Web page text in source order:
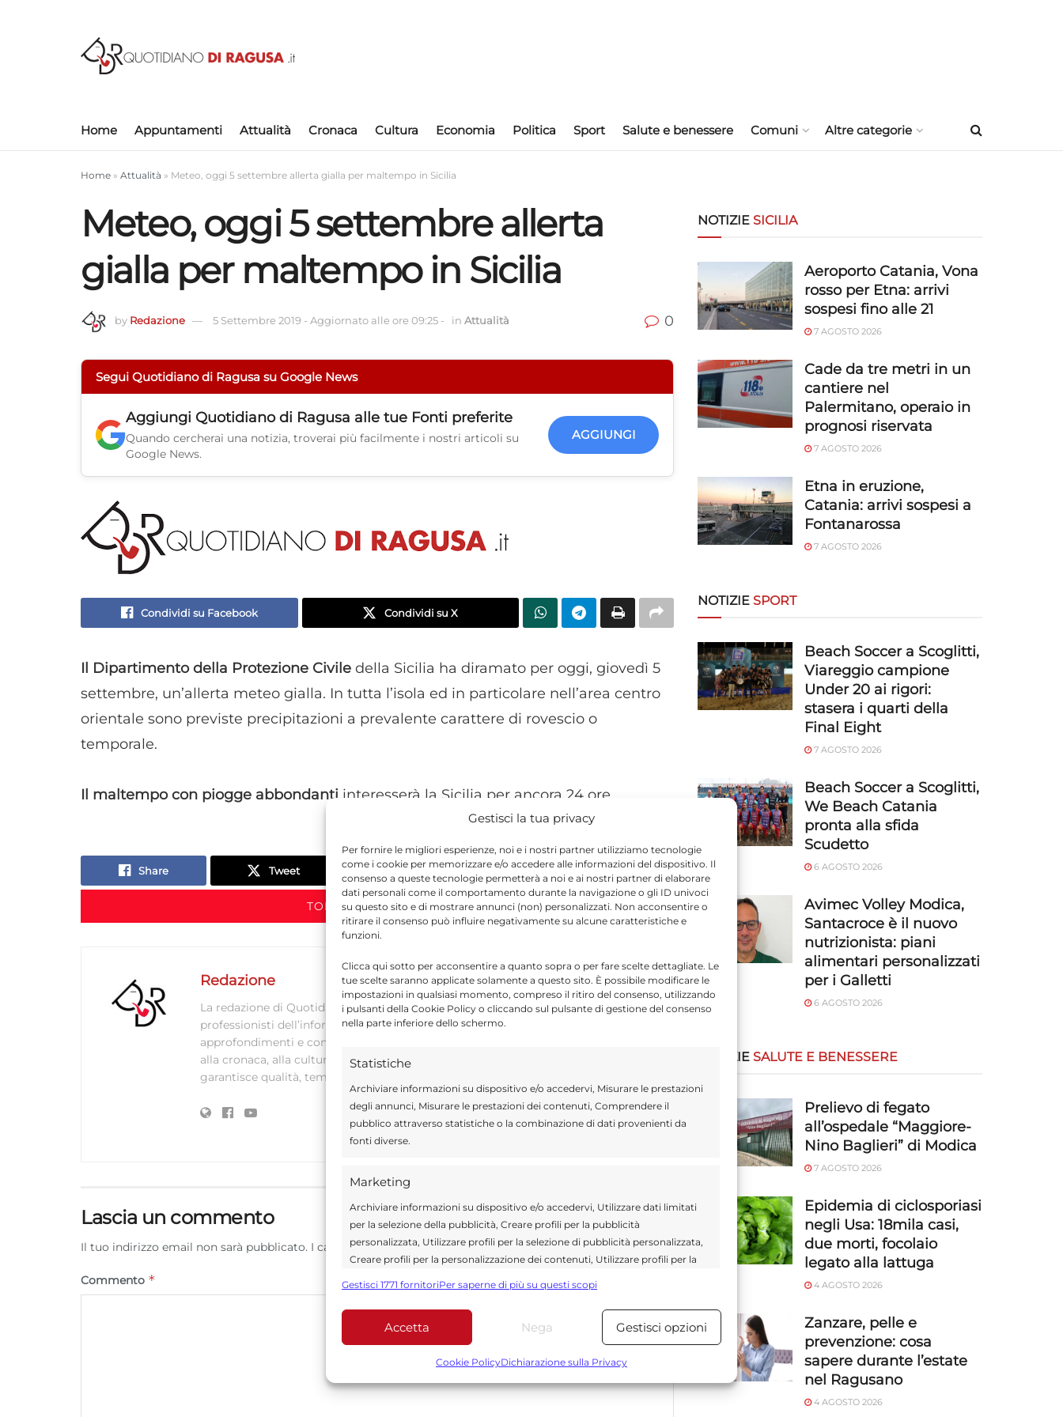
Gestisci la tua privacy
Per fornire le migliori esperienze, noi e i nostri partner utilizziamo tecnologie
come i cookie per memorizzare e/o accedere alle informazioni del dispositivo. Il
consenso a queste tecnologie permetterà a noi e ai nostri partner di elaborare
dati personali come il comportamento durante la navigazione o gli ID univoci
su questo sito e di mostrare annunci (non) personalizzati. Non acconsentire o
ritirare il consenso può influire negativamente su alcune caratteristiche e
funzioni.
Clicca qui sotto per acconsentire a quanto sopra o per fare scelte dettagliate. Le
tue scelte saranno applicate solamente a questo sito. È possibile modificare le
impostazioni in qualsiasi momento, compreso il ritiro del consenso, utilizzando
i pulsanti della Cookie Policy o cliccando sul pulsante di gestione del consenso
nella parte inferiore dello schermo.
Statistiche
Archiviare informazioni su dispositivo e/o accedervi, Misurare le prestazioni
degli annunci, Misurare le prestazioni dei contenuti, Comprendere il
pubblico attraverso statistiche o la combinazione di dati provenienti da
fonti diverse.
Marketing
Archiviare informazioni su dispositivo e/o accedervi, Utilizzare dati limitati
per la selezione della pubblicità, Creare profili per la pubblicità
personalizzata, Utilizzare profili per la selezione di pubblicità personalizzata,
Creare profili per la personalizzazione dei contenuti, Utilizzare profili per la
Utilizzare dati limitati per la selezione dei contenuti.
Funzionalità Sempre attivo
Abbinare e combinare dati provenienti da altre fonti di dati,
Gestisci 1771 fornitoriPer saperne di più su questi scopi
Accetta Nega Gestisci opzioni
Cookie PolicyDichiarazione sulla Privacy
Home Appuntamenti Attualità Cronaca Cultura Economia Politica Sport Salute e benessere Comuni Altre categorie
Home » Attualità » Meteo, oggi 5 settembre allerta gialla per maltempo in Sicilia
Meteo, oggi 5 settembre allerta
gialla per maltempo in Sicilia
by Redazione 5 Settembre 2019 - Aggiornato alle ore 09:25 - in Attualità 0
Segui Quotidiano di Ragusa su Google News
Aggiungi Quotidiano di Ragusa alle tue Fonti preferite
Quando cercherai una notizia, troverai più facilmente i nostri articoli su
Google News.
AGGIUNGI
Condividi su Facebook Condividi su X
Il Dipartimento della Protezione Civile della Sicilia ha diramato per oggi, giovedì 5
settembre, un’allerta meteo gialla. In tutta l’isola ed in particolare nell’area centro
orientale sono previste precipitazioni a prevalente carattere di rovescio o
temporale.
Il maltempo con piogge abbondanti interesserà la Sicilia per ancora 24 ore.
Share Tweet Send Share
TORNA IN ATTUALITÀ
Redazione
La redazione di Quotidianodiragusa.it è composta da giornalisti, collaboratori e
professionisti dell’informazione che ogni giorno lavorano per offrire notizie,
approfondimenti e contenuti accurati dedicati alla Sicilia, all’attualità, alla politica,
alla cronaca, alla cultura e allo sport. Un team dinamico e indipendente che
garantisce qualità, tempestività e affidabilità.
Lascia un commento
Il tuo indirizzo email non sarà pubblicato. I campi obbligatori sono contrassegnati*
Commento *
NOTIZIE SICILIA
Aeroporto Catania, Vona
rosso per Etna: arrivi
sospesi fino alle 21
7 AGOSTO 2026
Cade da tre metri in un
cantiere nel
Palermitano, operaio in
prognosi riservata
7 AGOSTO 2026
Etna in eruzione,
Catania: arrivi sospesi a
Fontanarossa
7 AGOSTO 2026
NOTIZIE SPORT
Beach Soccer a Scoglitti,
Viareggio campione
Under 20 ai rigori:
stasera i quarti della
Final Eight
7 AGOSTO 2026
Beach Soccer a Scoglitti,
We Beach Catania
pronta alla sfida
Scudetto
6 AGOSTO 2026
Avimec Volley Modica,
Santacroce è il nuovo
nutrizionista: piani
alimentari personalizzati
per i Galletti
6 AGOSTO 2026
NOTIZIE SALUTE E BENESSERE
Prelievo di fegato
all’ospedale “Maggiore-
Nino Baglieri” di Modica
7 AGOSTO 2026
Epidemia di ciclosporiasi
negli Usa: 18mila casi,
due morti, focolaio
legato alla lattuga
4 AGOSTO 2026
Zanzare, pelle e
prevenzione: cosa
sapere durante l’estate
nel Ragusano
4 AGOSTO 2026